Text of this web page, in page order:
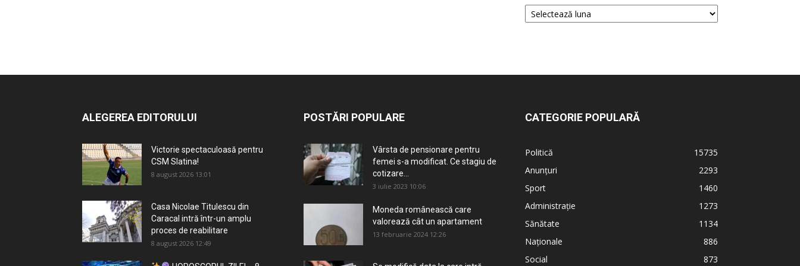
ALEGEREA EDITORULUI
Victorie spectaculoasă pentru
CSM Slatina!
8 august 2026 13:01
Casa Nicolae Titulescu din
Caracal intră într-un amplu
proces de reabilitare
8 august 2026 12:49
POSTĂRI POPULARE
Vârsta de pensionare pentru
femei s-a modificat. Ce stagiu de
cotizare...
3 iulie 2023 10:06
Moneda românească care
valorează cât un apartament
13 februarie 2024 12:26
CATEGORIE POPULARĂ
Politică
15735
Anunțuri
2293
Sport
1460
Administrație
1273
Sănătate
1134
Naționale
886
Social
873